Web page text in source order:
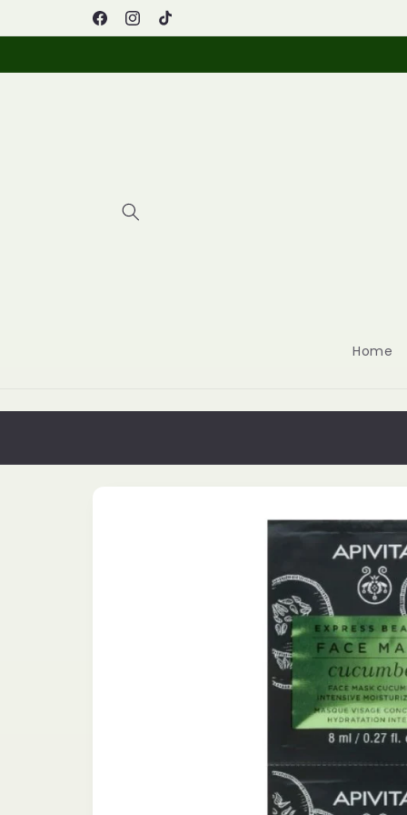
direttamente
ai contenutiFacebookInstagram
TikTok
Via Napoli 240, Arzano
Home